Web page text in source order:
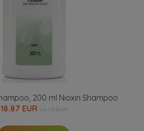
200 ml Nioxin Shampoo
18.87 EUR